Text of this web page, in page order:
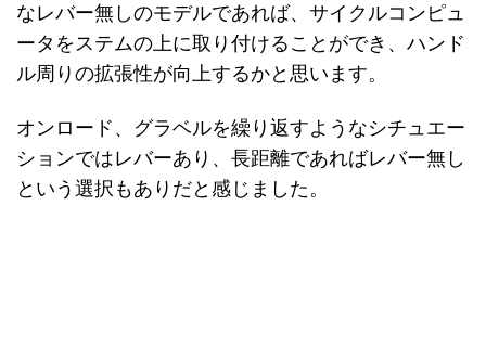
なレバー無しのモデルであれば、サイクルコンピュ
ータをステムの上に取り付けることができ、ハンド
ル周りの拡張性が向上するかと思います。
オンロード、グラベルを繰り返すようなシチュエー
ションではレバーあり、長距離であればレバー無し
という選択もありだと感じました。